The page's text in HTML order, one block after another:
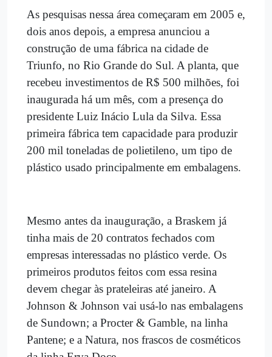
As pesquisas nessa área começaram em 2005 e,
dois anos depois, a empresa anunciou a
construção de uma fábrica na cidade de
Triunfo, no Rio Grande do Sul. A planta, que
recebeu investimentos de R$ 500 milhões, foi
inaugurada há um mês, com a presença do
presidente Luiz Inácio Lula da Silva. Essa
primeira fábrica tem capacidade para produzir
200 mil toneladas de polietileno, um tipo de
plástico usado principalmente em embalagens.
Mesmo antes da inauguração, a Braskem já
tinha mais de 20 contratos fechados com
empresas interessadas no plástico verde. Os
primeiros produtos feitos com essa resina
devem chegar às prateleiras até janeiro. A
Johnson & Johnson vai usá-lo nas embalagens
de Sundown; a Procter & Gamble, na linha
Pantene; e a Natura, nos frascos de cosméticos